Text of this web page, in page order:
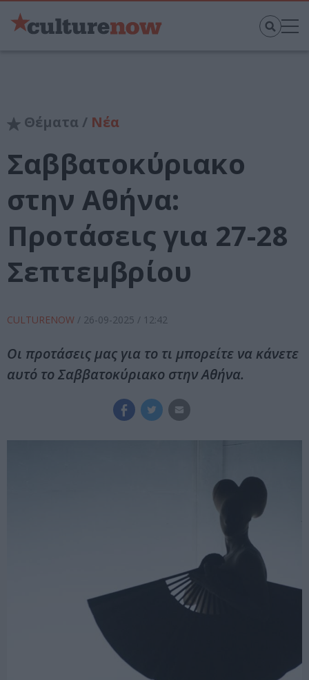
Θέματα / Νέα
Σαββατοκύριακο
στην Αθήνα:
Προτάσεις για 27-28
Σεπτεμβρίου
CULTURENOW / 26-09-2025 / 12:42
Οι προτάσεις μας για το τι μπορείτε να κάνετε
αυτό το Σαββατοκύριακο στην Αθήνα.